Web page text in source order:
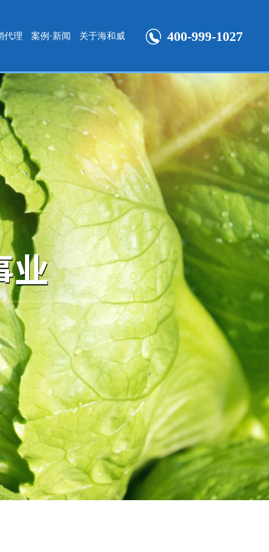
400-999-1027
代理 案例·新闻 关于海和威